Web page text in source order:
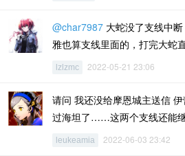
@char7987 大蛇没了支线中
雅也算支线里面的，打完大蛇
lzlzmc 2022-05-21 23:06
请问 我还没给摩恩城主送信
过海坦了……这两个支线还能
leukeamia 2022-06-03 23:42